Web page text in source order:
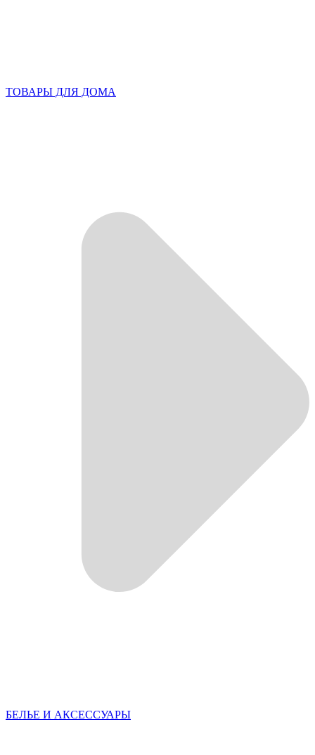
ТОВАРЫ ДЛЯ ДОМА
БЕЛЬЕ И АКСЕССУАРЫ